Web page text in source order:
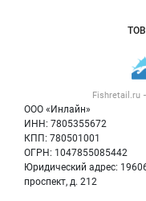
Fishretail.ru
ООО «Инлайн»
ИНН: 7805355672
КПП: 780501001
ОГРН: 1047855085442
Юридический адрес:
проспект, д. 212
Политика